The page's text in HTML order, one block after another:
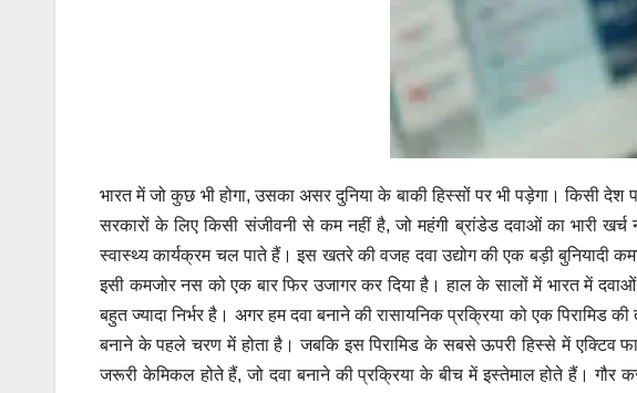
भारत में जो कुछ भी होगा, उसका असर दुनिया के बाकी हिस्सों पर भी पड़ेगा। किसी देश
सरकारों के लिए किसी संजीवनी से कम नहीं है, जो महंगी ब्रांडेड दवाओं का भारी
स्वास्थ्य कार्यक्रम चल पाते हैं। इस खतरे की वजह दवा उद्योग की एक बड़ी बुनियादी
इसी कमजोर नस को एक बार फिर उजागर कर दिया है। हाल के सालों में भारत में
बहुत ज्यादा निर्भर है। अगर हम दवा बनाने की रासायनिक प्रक्रिया को एक
बनाने के पहले चरण में होता है। जबकि इस पिरामिड के सबसे ऊपरी हिस्से में एक्टिव
जरूरी केमिकल होते हैं, जो दवा बनाने की प्रक्रिया के बीच में इस्तेमाल होते हैं। गौर